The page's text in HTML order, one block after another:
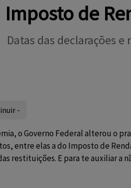
Imposto de
Datas das declarações
-
o Governo Federal alterou o
entre elas a do Imposto de
restituições. E para te auxiliar a